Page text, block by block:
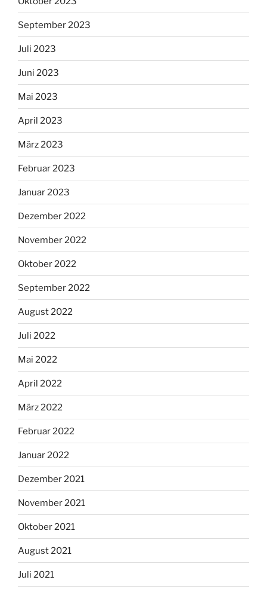
September 2023
Juli 2023
Juni 2023
Mai 2023
April 2023
März 2023
Februar 2023
Januar 2023
Dezember 2022
November 2022
Oktober 2022
September 2022
August 2022
Juli 2022
Mai 2022
April 2022
März 2022
Februar 2022
Januar 2022
Dezember 2021
November 2021
Oktober 2021
August 2021
Juli 2021